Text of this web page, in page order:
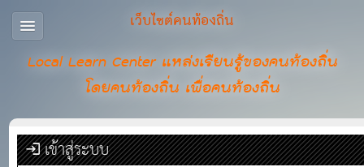
เว็บไซต์คนท้องถิ่น
Local Learn Center แหล่งเรียนรู้ของคนท้องถิ่น
โดยคนท้องถิ่น เพื่อคนท้องถิ่น
เข้าสู่ระบบ